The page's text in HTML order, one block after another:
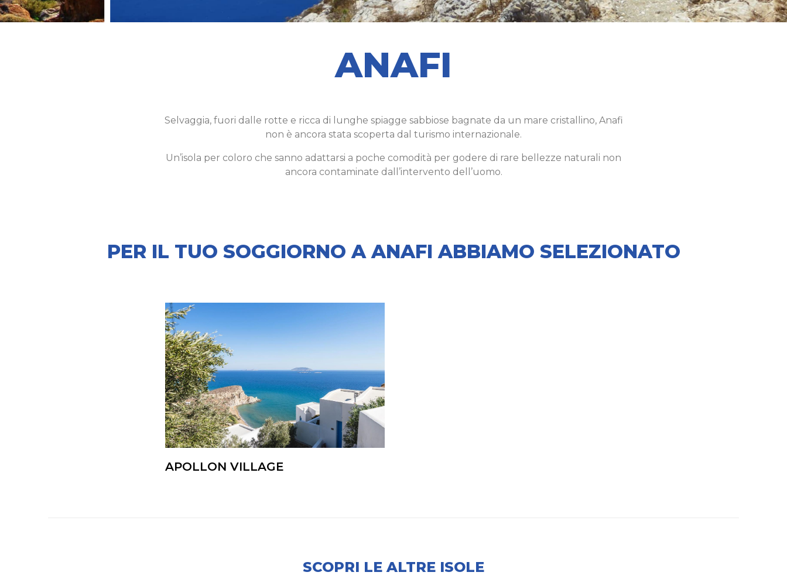
ANAFI
Selvaggia, fuori dalle rotte e ricca di lunghe spiagge sabbiose bagnate da un mare cristallino, Anafi
non è ancora stata scoperta dal turismo internazionale.
Un’isola per coloro che sanno adattarsi a poche comodità per godere di rare bellezze naturali non
ancora contaminate dall’intervento dell’uomo.
PER IL TUO SOGGIORNO A ANAFI ABBIAMO SELEZIONATO
APOLLON VILLAGE
SCOPRI LE ALTRE ISOLE